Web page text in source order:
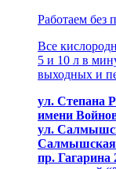
Paботaeм
Все
5 и 10 л в
выходных и
ул. Степaна
имени
ул.
пр.